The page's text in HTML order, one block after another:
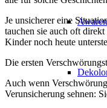
Je unsicherer eine
tauchen sie auch oft
Kinder noch heute
Die ersten
Auch wenn
Verunsicherung sehnen: